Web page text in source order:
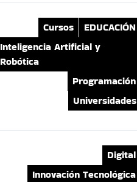
Cursos
EDUCACIÓN
Inteligencia Artificial y
Robótica
Programación
Universidades
Digital
Innovación Tecnológica